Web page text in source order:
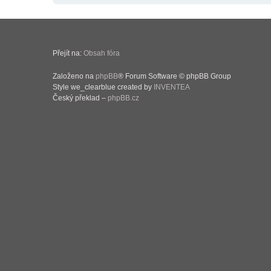
Přejít na: Obsah fóra
Založeno na phpBB® Forum Software © phpBB Group
Style we_clearblue created by INVENTEA
Český překlad – phpBB.cz